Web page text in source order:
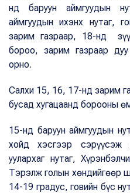
нд баруун аймгуудын
аймгуудын ихэнх нутаг,
зарим газраар, 18-нд
бороо, зарим газраар
орно.
Салхи 15, 16, 17-нд зарим
бусад хугацаанд борооны
15-нд баруун аймгуудын
хойд хэсгээр сэрүүсэж
уулархаг нутаг,
Тэрэлж голын хөндийгөөр
14-19 градус, говийн бүс